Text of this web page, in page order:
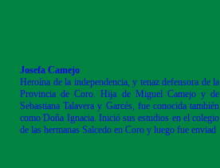
Josefa Camejo
Heroína de la independencia, y tenaz defensora de la
Provincia de Coro. Hija de Miguel Camejo y de
Sebastiana Talavera y Garcés, fue conocida también
como Doña Ignacia. Inició sus estudios en el colegio
de las hermanas Salcedo en Coro y luego fue enviad